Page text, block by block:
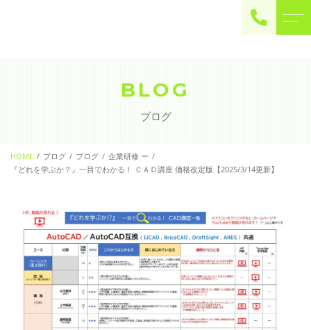
contact
BLOG
ブログ
HOME ブログ ブログ
企業研修 ー
『どれを学ぶか？』一目でわかる！ ＣＡＤ講座 価格改定版【2025/3/14更新】